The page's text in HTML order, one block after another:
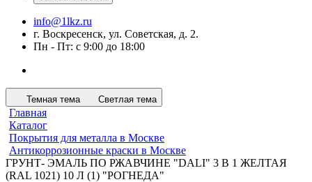
info@1lkz.ru
г. Воскресенск, ул. Советская, д. 2.
Пн - Пт: с 9:00 до 18:00
Темная тема Светлая тема
Главная
Каталог
Покрытия для металла в Москве
Антикоррозионные краски в Москве
ГРУНТ- ЭМАЛЬ ПО РЖАВЧИНЕ "DALI" 3 В 1 ЖЕЛТАЯ
(RAL 1021) 10 Л (1) "РОГНЕДА"